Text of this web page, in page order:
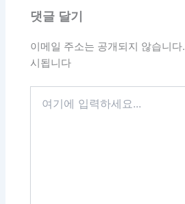
댓글 달기
이메일 주소는 공개되지 않습니다.
시됩니다